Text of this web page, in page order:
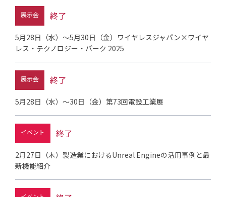
展示会 終了
5月28日（水）～5月30日（金）ワイヤレスジャパン×ワイヤ
レス・テクノロジー・パーク 2025
展示会 終了
5月28日（水）～30日（金）第73回電設工業展
イベント 終了
2月27日（木）製造業におけるUnreal Engineの活用事例と最
新機能紹介